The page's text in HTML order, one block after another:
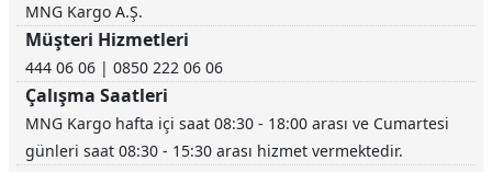
MNG Kargo A.Ş.
Müşteri Hizmetleri
444 06 06 | 0850 222 06 06
Çalışma Saatleri
MNG Kargo hafta içi saat 08:30 - 18:00 arası ve Cumartesi
günleri saat 08:30 - 15:30 arası hizmet vermektedir.